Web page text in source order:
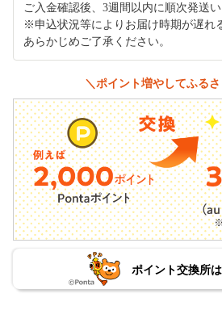
ご入金確認後、3週間以内に順次発送い
※申込状況等によりお届け時期が遅れ
あらかじめご了承ください。
＼ポイント増やしてふる
ポイント交換所